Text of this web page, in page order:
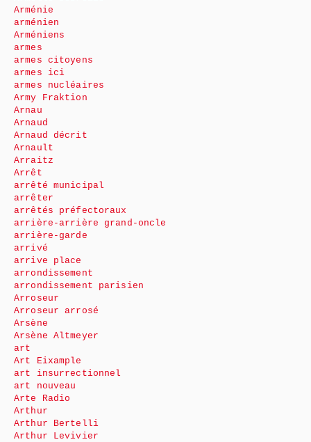
Arménie
arménien
Arméniens
armes
armes citoyens
armes ici
armes nucléaires
Army Fraktion
Arnau
Arnaud
Arnaud décrit
Arnault
Arraitz
Arrêt
arrêté municipal
arrêter
arrêtés préfectoraux
arrière-arrière grand-oncle
arrière-garde
arrivé
arrive place
arrondissement
arrondissement parisien
Arroseur
Arroseur arrosé
Arsène
Arsène Altmeyer
art
Art Eixample
art insurrectionnel
art nouveau
Arte Radio
Arthur
Arthur Bertelli
Arthur Levivier